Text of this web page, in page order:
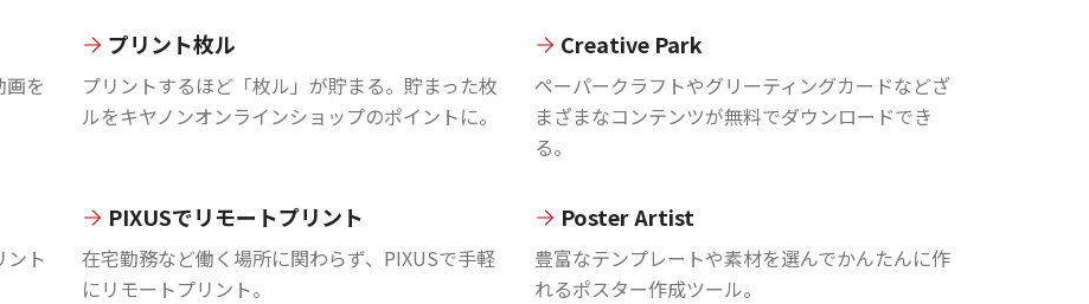
を
プリント枚ル
プリントするほど「枚ル」が貯まる。貯まった枚
ルをキヤノンオンラインショップのポイントに。
Creative Park
ペーパークラフトやグリーティングカードなどざ
まざまなコンテンツが無料でダウンロードでき
る。
ント
PIXUSでリモートプリント
在宅勤務など働く場所に関わらず、PIXUSで手軽
にリモートプリント。
Poster Artist
豊富なテンプレートや素材を選んでかんたんに作
れるポスター作成ツール。